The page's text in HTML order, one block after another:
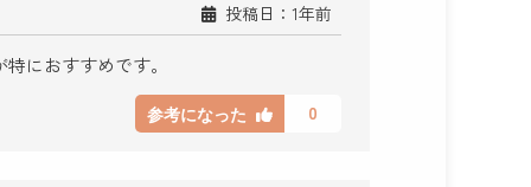
投稿日：1年前
におすすめです。
参考になった 0